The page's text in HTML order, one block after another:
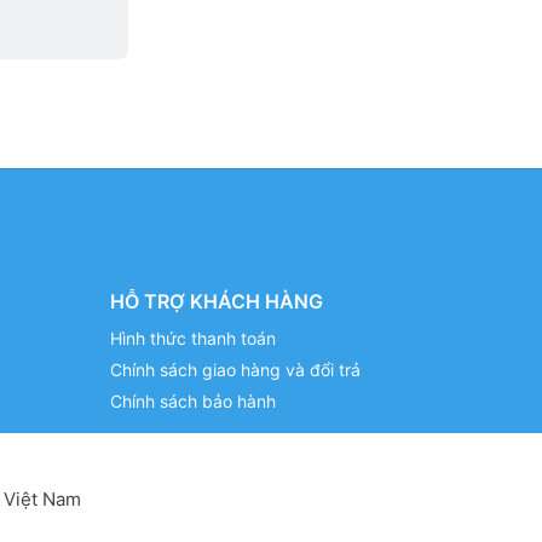
HỖ TRỢ KHÁCH HÀNG
Hình thức thanh toán
Chính sách giao hàng và đổi trả
Chính sách bảo hành
Nam